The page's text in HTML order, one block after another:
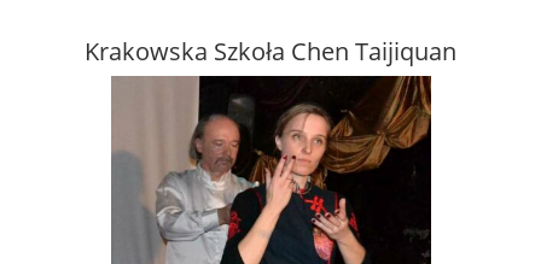
Krakowska Szkoła Chen Taijiquan